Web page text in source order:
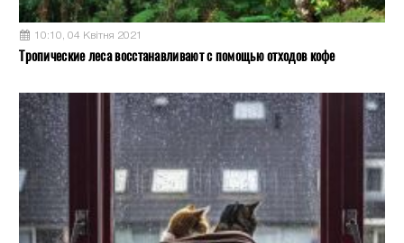
10:10, 04 Квітня 2021
Тропические леса восстанавливают с помощью отходов кофе